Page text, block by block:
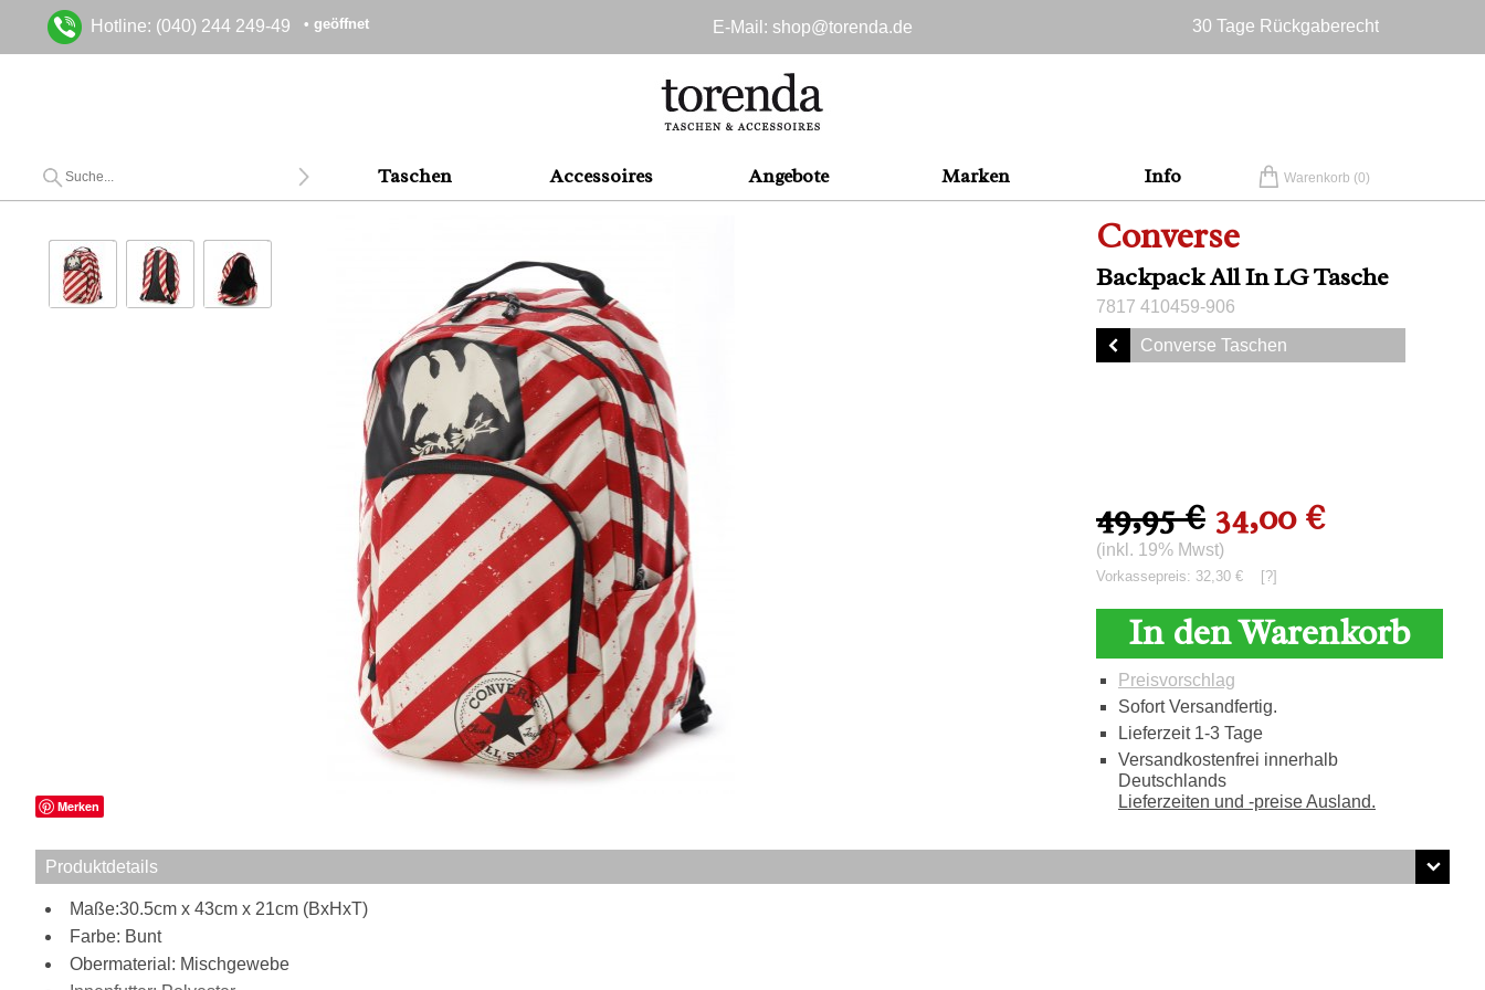
Hotline: (040) 244 249-49 • geöffnet E-Mail: shop@torenda.de
30 Tage Rückgaberecht
Taschen Accessoires Angebote Marken Info Warenkorb (0)
Converse
Backpack All In LG Tasche
7817 410459-906
Converse Taschen
Merken
49,95 € 34,00 €
(inkl. 19% Mwst)
Vorkassepreis: 32,30 € [?]
In den Warenkorb
Preisvorschlag
Sofort Versandfertig.
Lieferzeit 1-3 Tage
Versandkostenfrei innerhalb
Deutschlands
Lieferzeiten und -preise Ausland.
Produktdetails
Maße:30.5cm x 43cm x 21cm (BxHxT)
Farbe: Bunt
Obermaterial: Mischgewebe